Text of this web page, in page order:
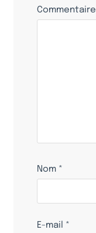
Commentaire
Nom *
E-mail *